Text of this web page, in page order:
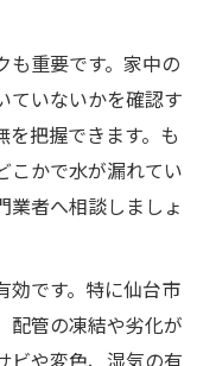
も重要です。家中の
ていないかを確認す
把握できます。も
こかで水が漏れてい
業者へ相談しましょ
効です。特に仙台市
配管の凍結や劣化が